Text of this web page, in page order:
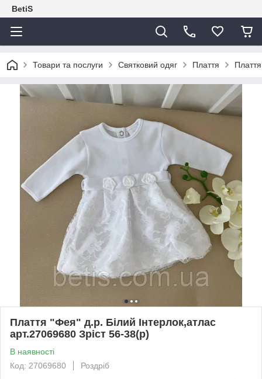
BetiS
Товари та послуги Святковий одяг Плаття
Плаття "Фея" д.р. Білий Інтерлок,атлас
арт.27069680 Зріст 56-38(р)
В наявності
Код: 27069680
Роздріб